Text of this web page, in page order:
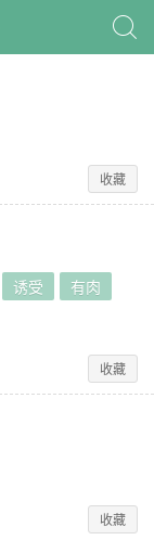

收藏
诱受
有肉
收藏
收藏